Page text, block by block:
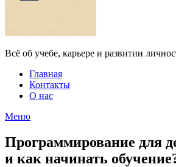
Всё об учебе, карьере и развитии
Главная
Контакты
О нас
Меню
Программирование для
и как начинать